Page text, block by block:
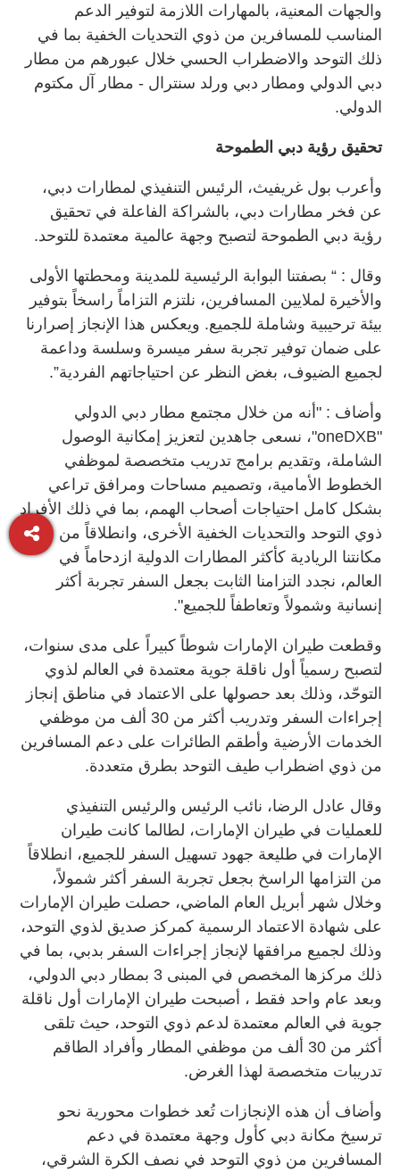
والجهات المعنية، بالمهارات اللازمة لتوفير الدعم
المناسب للمسافرين من ذوي التحديات الخفية بما في
ذلك التوحد والاضطراب الحسي خلال عبورهم من مطار
دبي الدولي ومطار دبي ورلد سنترال - مطار آل مكتوم
الدولي.
تحقيق رؤية دبي الطموحة
وأعرب بول غريفيث، الرئيس التنفيذي لمطارات دبي،
عن فخر مطارات دبي، بالشراكة الفاعلة في تحقيق
رؤية دبي الطموحة لتصبح وجهة عالمية معتمدة للتوحد.
وقال : “ بصفتنا البوابة الرئيسية للمدينة ومحطتها الأولى
والأخيرة لملايين المسافرين، نلتزم التزاماً راسخاً بتوفير
بيئة ترحيبية وشاملة للجميع. ويعكس هذا الإنجاز إصرارنا
على ضمان توفير تجربة سفر ميسرة وسلسة وداعمة
لجميع الضيوف، بغض النظر عن احتياجاتهم الفردية”.
وأضاف : "أنه من خلال مجتمع مطار دبي الدولي
"oneDXB"، نسعى جاهدين لتعزيز إمكانية الوصول
الشاملة، وتقديم برامج تدريب متخصصة لموظفي
الخطوط الأمامية، وتصميم مساحات ومرافق تراعي
بشكل كامل احتياجات أصحاب الهمم، بما في ذلك الأفراد
ذوي التوحد والتحديات الخفية الأخرى، وانطلاقاً من
مكانتنا الريادية كأكثر المطارات الدولية ازدحاماً في
العالم، نجدد التزامنا الثابت بجعل السفر تجربة أكثر
إنسانية وشمولاً وتعاطفاً للجميع".
وقطعت طيران الإمارات شوطاً كبيراً على مدى سنوات،
لتصبح رسمياً أول ناقلة جوية معتمدة في العالم لذوي
التوحّد، وذلك بعد حصولها على الاعتماد في مناطق إنجاز
إجراءات السفر وتدريب أكثر من 30 ألف من موظفي
الخدمات الأرضية وأطقم الطائرات على دعم المسافرين
من ذوي اضطراب طيف التوحد بطرق متعددة.
وقال عادل الرضا، نائب الرئيس والرئيس التنفيذي
للعمليات في طيران الإمارات، لطالما كانت طيران
الإمارات في طليعة جهود تسهيل السفر للجميع، انطلاقاً
من التزامها الراسخ بجعل تجربة السفر أكثر شمولاً،
وخلال شهر أبريل العام الماضي، حصلت طيران الإمارات
على شهادة الاعتماد الرسمية كمركز صديق لذوي التوحد،
وذلك لجميع مرافقها لإنجاز إجراءات السفر بدبي، بما في
ذلك مركزها المخصص في المبنى 3 بمطار دبي الدولي،
وبعد عام واحد فقط ، أصبحت طيران الإمارات أول ناقلة
جوية في العالم معتمدة لدعم ذوي التوحد، حيث تلقى
أكثر من 30 ألف من موظفي المطار وأفراد الطاقم
تدريبات متخصصة لهذا الغرض.
وأضاف أن هذه الإنجازات تُعد خطوات محورية نحو
ترسيخ مكانة دبي كأول وجهة معتمدة في دعم
المسافرين من ذوي التوحد في نصف الكرة الشرقي،